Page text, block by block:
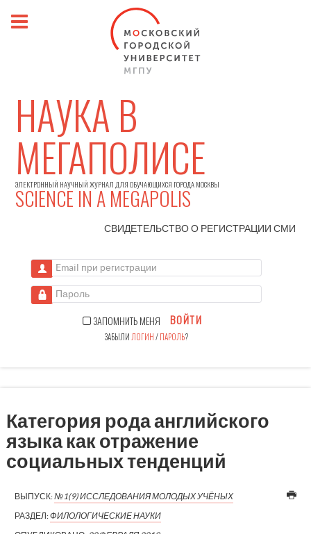
НАУКА В
МЕГАПОЛИСЕ
ЭЛЕКТРОННЫЙ НАУЧНЫЙ ЖУРНАЛ ДЛЯ ОБУЧАЮЩИХСЯ ГОРОДА МОСКВЫ
SCIENCE IN A MEGAPOLIS
СВИДЕТЕЛЬСТВО О РЕГИСТРАЦИИСМИ
Email при регистрации
Пароль
ЗАПОМНИТЬ МЕНЯ ВОЙТИ
ЗАБЫЛИ ЛОГИН/ПАРОЛЬ?
Категория рода английского
языка как отражение
социальных тенденций
ВЫПУСК:№1(9) ИССЛЕДОВАНИЯ МОЛОДЫХ УЧЁНЫХ
РАЗДЕЛ:ФИЛОЛОГИЧЕСКИЕ НАУКИ